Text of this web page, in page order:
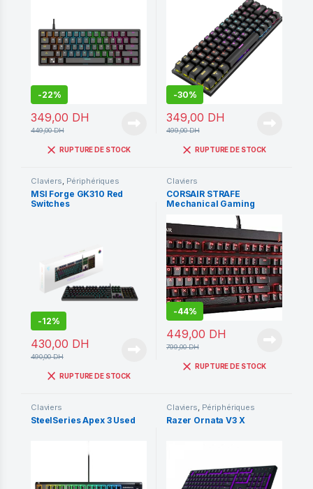
-22%
349,00 DH
449,00DH
RUPTURE DE STOCK
-30%
349,00 DH
499,00DH
RUPTURE DE STOCK
Claviers, Périphériques
MSI Forge GK310 Red
Switches
-12%
430,00 DH
490,00DH
RUPTURE DE STOCK
Claviers
CORSAIR STRAFE
Mechanical Gaming
Keyboard Brown Switch
-44%
449,00 DH
799,00DH
RUPTURE DE STOCK
Claviers
SteelSeries Apex 3 Used
Claviers, Périphériques
Razer Ornata V3 X